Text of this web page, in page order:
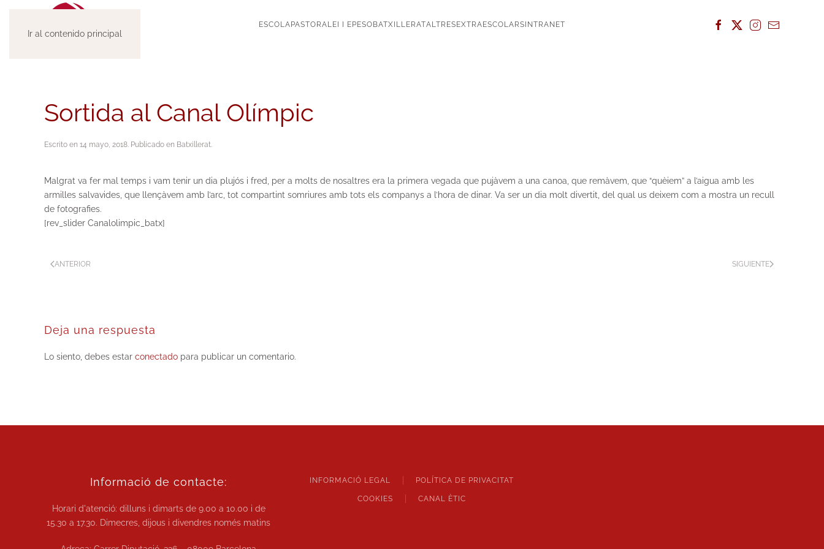
Ir al contenido principal
ESCOLA PASTORAL EI I EP ESO BATXILLERATALTRES EXTRAESCOLARS INTRANET
Sortida al Canal Olímpic
Escrito en 14 mayo, 2018. Publicado en Batxillerat.
Malgrat va fer mal temps i vam tenir un dia plujós i fred, per a molts de nosaltres era la primera vegada que pujàvem a una canoa, que remàvem, que “quèiem” a l’aigua amb les
armilles salvavides, que llençàvem amb l’arc, tot compartint somriures amb tots els companys a l’hora de dinar. Va ser un dia molt divertit, del qual us deixem com a mostra un recull
de fotografies.
[rev_slider Canalolimpic_batx]
ANTERIOR SIGUIENTE
Deja una respuesta
Lo siento, debes estar conectado para publicar un comentario.
Informació de contacte:
Horari d'atenció: dilluns i dimarts de9.00 a 10.00 i de
15.30 a 17.30. Dimecres, dijous i divendres només matins
INFORMACIÓ LEGAL POLÍTICA DE PRIVACITAT
COOKIES CANAL ÈTIC